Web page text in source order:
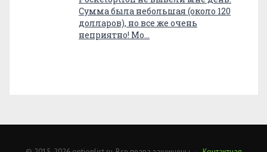
Сумма была небольшая (около 120
долларов), но все же очень
неприятно! Мо…